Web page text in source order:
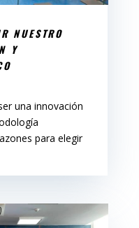
NUESTRO
Y
una innovación
para elegir